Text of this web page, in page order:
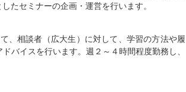
たセミナーの企画・運営を行います。
、相談者（広大生）に対して、学習の方法や履
バイスを行います。週２～４時間程度勤務し、